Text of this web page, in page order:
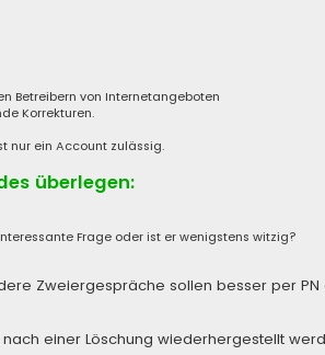
Betreibern von Internetangeboten
Korrekturen.
nur ein Account zulässig.
überlegen:
Frage oder ist er wenigstens witzig?
Zweiergespräche sollen besser per
einer Löschung wiederhergestellt